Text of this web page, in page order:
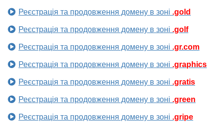
Реєстрація та продовження домену в зоні .gold
Реєстрація та продовження домену в зоні .golf
Реєстрація та продовження домену в зоні .gr.com
Реєстрація та продовження домену в зоні .graphics
Реєстрація та продовження домену в зоні .gratis
Реєстрація та продовження домену в зоні .green
Реєстрація та продовження домену в зоні .gripe